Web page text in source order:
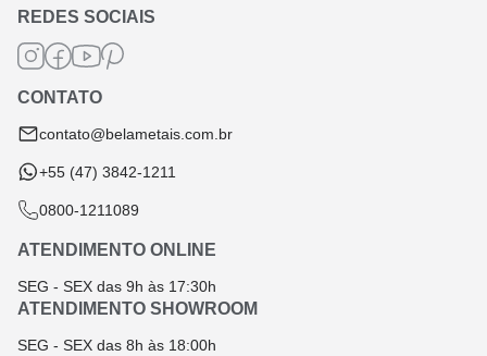
Política de Frete
Termos de Garantia
Termos e Condições
Troca e Devolução
Fale Conosco
REDES SOCIAIS
CONTATO
contato@belametais.com.br
+55 (47) 3842-1211
0800-1211089
ATENDIMENTO ONLINE
SEG - SEX das 9h às 17:30h
ATENDIMENTO SHOWROOM
SEG - SEX das 8h às 18:00h